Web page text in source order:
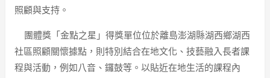
照顧與支持。
團體獎「金點之星」得獎單位位於離島澎湖縣湖西鄉湖西
社區照顧關懷據點，則特別結合在地文化、技藝融入長者課
程與活動，例如八音、鑼鼓等。以貼近在地生活的課程內